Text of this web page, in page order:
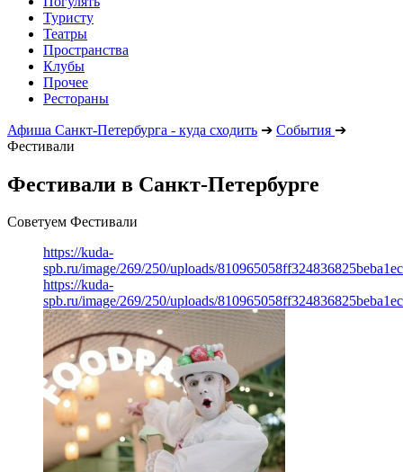
Туристу
Театры
Пространства
Клубы
Прочее
Рестораны
Афиша Санкт-Петербурга - куда сходить ➔ События ➔
Фестивали
Фестивали в Санкт-Петербурге
Советуем Фестивали
https://kuda-
spb.ru/image/269/250/uploads/
https://kuda-
spb.ru/image/269/250/uploads/